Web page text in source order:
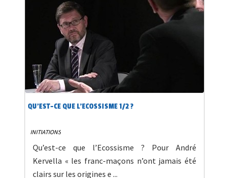
QU’EST-CE QUE L’ECOSSISME 1/2 ?
INITIATIONS
Qu’est-ce que l’Ecossisme ? Pour André
Kervella « les franc-maçons n’ont jamais été
clairs sur les origines e ...